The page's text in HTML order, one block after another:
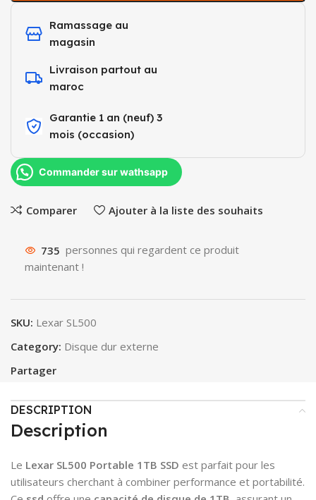
Ramassage au
magasin
Livraison partout au
maroc
Garantie 1 an (neuf) 3
mois (occasion)​
Commander sur wathsapp
Comparer Ajouter à la liste des souhaits
735 personnes qui regardent ce produit
maintenant !
SKU: Lexar SL500
Category: Disque dur externe
Partager
DESCRIPTION
Description
Le Lexar SL500 Portable 1TB SSD est parfait pour les
utilisateurs cherchant à combiner performance et portabilité.